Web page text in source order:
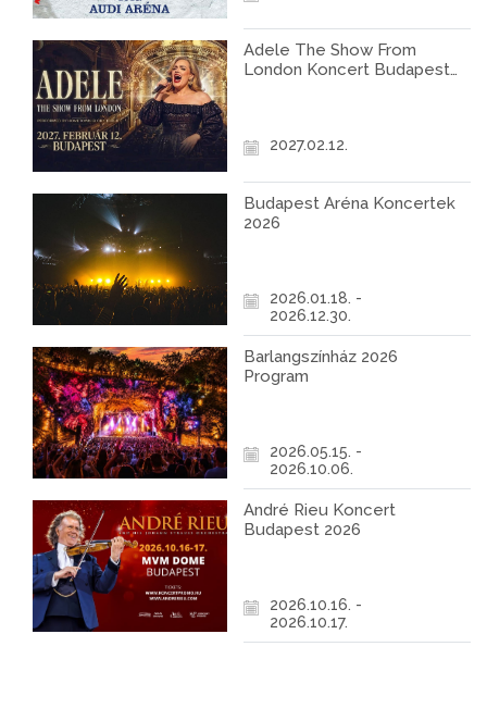
Adele The Show From
London Koncert Budapest
2027.02.12.
Budapest Aréna Koncertek
2026
2026.01.18. -
2026.12.30.
Barlangszínház 2026
Program
2026.05.15. -
2026.10.06.
André Rieu Koncert
Budapest 2026
2026.10.16. -
2026.10.17.